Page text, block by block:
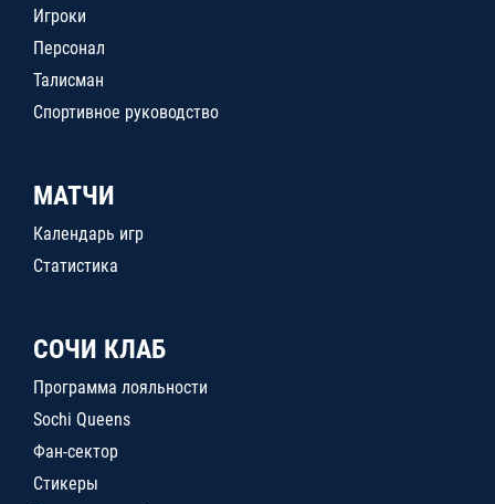
Игроки
Персонал
Талисман
Спортивное руководство
МАТЧИ
Календарь игр
Статистика
СОЧИ КЛАБ
Программа лояльности
Sochi Queens
Фан-сектор
Стикеры